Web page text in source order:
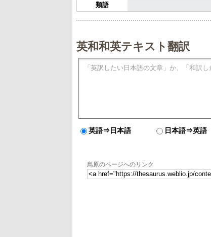
類語
英和和英テキスト翻訳
英語⇒日本語 日本語⇒英語
鳥原のページへのリンク